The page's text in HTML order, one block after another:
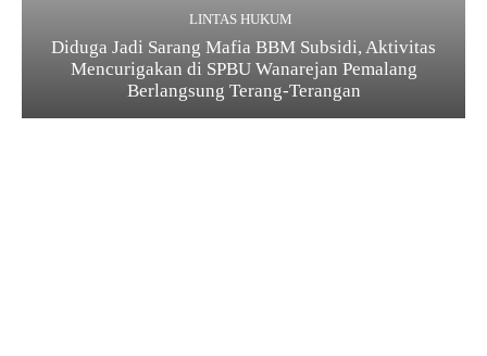
LINTAS HUKUM
Diduga Jadi Sarang Mafia BBM Subsidi, Aktivitas
Mencurigakan di SPBU Wanarejan Pemalang
Berlangsung Terang-Terangan